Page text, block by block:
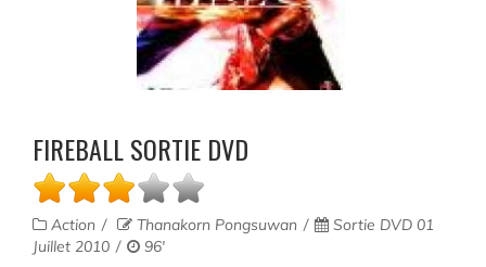
FIREBALL SORTIE DVD
Action Thanakorn Pongsuwan
Sortie DVD 01
Juillet 2010
96'